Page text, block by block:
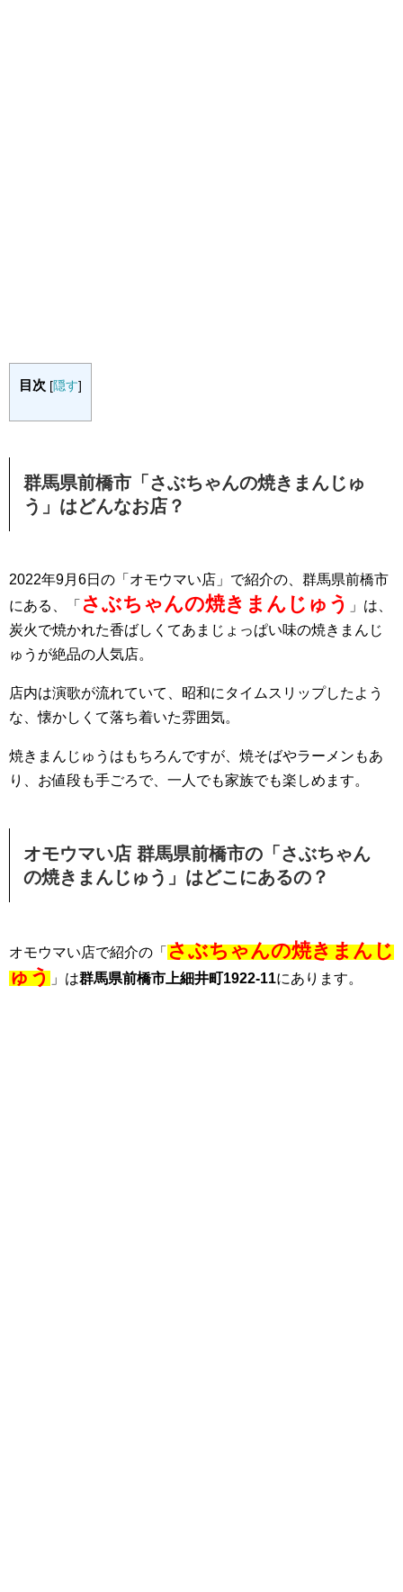
目次 [隠す]
群馬県前橋市「さぶちゃんの焼きまんじゅ
う」はどんなお店？
2022年9月6日の「オモウマい店」で紹介の、群馬県前橋市
にある、「 さぶちゃんの焼きまんじゅう
」は、
炭火で焼かれた香ばしくてあまじょっぱい味の焼きまんじ
ゅうが絶品の人気店。
店内は演歌が流れていて、昭和にタイムスリップしたよう
な、懐かしくて落ち着いた雰囲気。
焼きまんじゅうはもちろんですが、焼そばやラーメンもあ
り、お値段も手ごろで、一人でも家族でも楽しめます。
オモウマい店 群馬県前橋市の「さぶちゃん
の焼きまんじゅう」はどこにあるの？
オモウマい店で紹介の「 さぶちゃんの焼きまんじ
ゅう 」は群馬県前橋市上細井町1922-11にあります。